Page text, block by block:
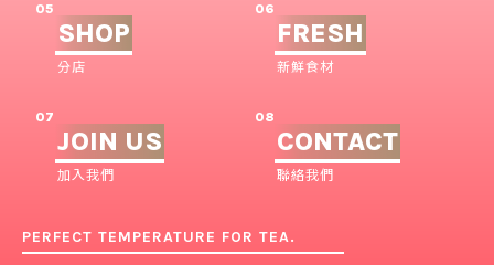
05
SHOP
分店
06
FRESH
新鮮食材
07
JOIN US
加入我們
08
CONTACT
聯絡我們
PERFECT TEMPERATURE FOR TEA.